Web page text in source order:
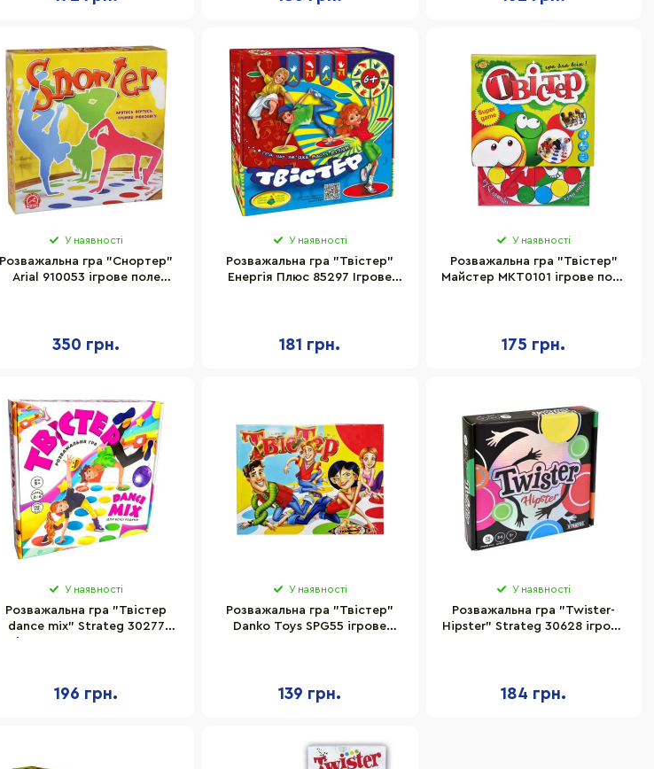
У наявності
Розважальна гра "Снортер"
Arial 910053 ігрове поле
350 грн.
У наявності
Розважальна гра "Твістер"
Енергія Плюс 85297 Ігрове
181 грн.
У наявності
Розважальна гра "Твістер"
Майстер MKT0101 ігрове поле
175 грн.
У наявності
Розважальна гра "Твістер
dance mix" Strateg 30277
196 грн.
У наявності
Розважальна гра "Твістер"
Danko Toys SPG55 ігрове
139 грн.
У наявності
Розважальна гра "Twister-
Hipster" Strateg 30628 ігрове
184 грн.